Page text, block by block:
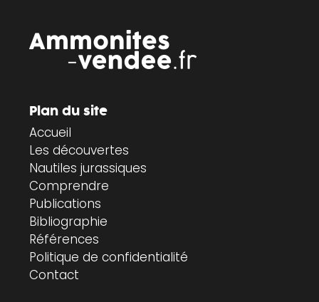
Plan du site
Accueil
Les découvertes
Nautiles jurassiques
Comprendre
Publications
Bibliographie
Références
Politique de confidentialité
Contact